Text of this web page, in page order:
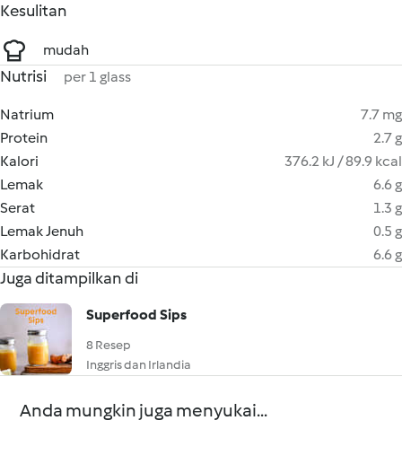
Kesulitan
mudah
Nutrisi per 1 glass
Natrium
7.7 mg
Protein
2.7 g
Kalori
376.2 kJ / 89.9 kcal
Lemak
6.6 g
Serat
1.3 g
Lemak Jenuh
0.5 g
Karbohidrat
6.6 g
Juga ditampilkan di
Superfood Sips
8 Resep
Inggris dan Irlandia
Anda mungkin juga menyukai...